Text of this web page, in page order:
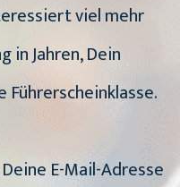
viel mehr
in Jahren, Dein
E-Mail-Adresse